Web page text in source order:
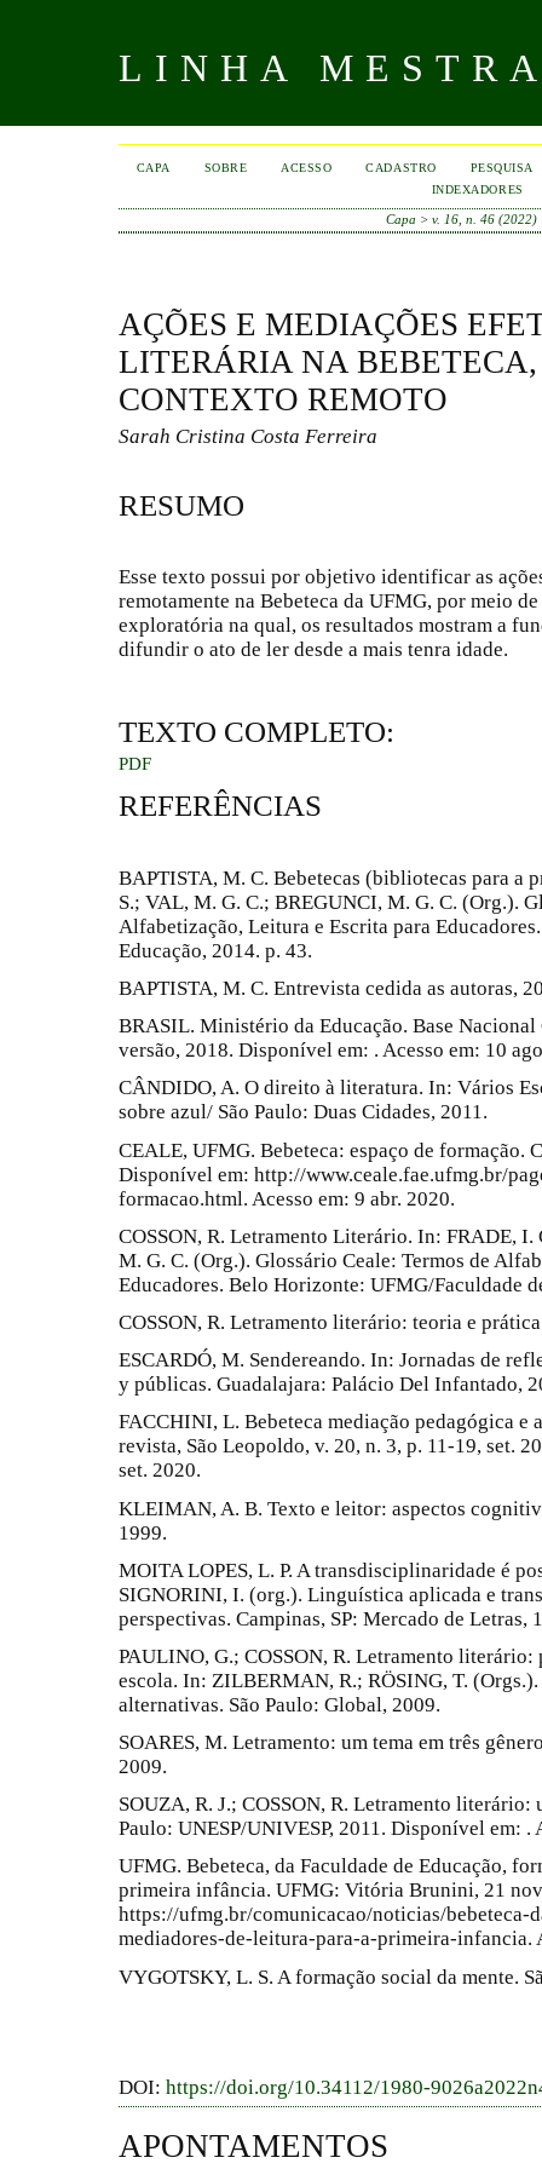
LINHA
CAPA SOBRE ACESSO CADASTRO
PESQUISA
INDEXADORES
Capa > v. 16, n. 46 (2022)
AÇÕES E MEDIAÇÕES
LITERÁRIA NA
CONTEXTO REMOTO
Sarah Cristina Costa Ferreira
RESUMO
Esse texto possui por objetivo identificar as
remotamente na Bebeteca da UFMG, por meio
exploratória na qual, os resultados mostram a
difundir o ato de ler desde a mais tenra idade.
TEXTO COMPLETO:
PDF
REFERÊNCIAS
BAPTISTA, M. C. Bebetecas (bibliotecas para a
S.; VAL, M. G. C.; BREGUNCI, M. G. C. (Org.).
Alfabetização, Leitura e Escrita para
Educação, 2014. p. 43.
BAPTISTA, M. C. Entrevista cedida as autoras,
BRASIL. Ministério da Educação. Base
versão, 2018. Disponível em: . Acesso em: 10
CÂNDIDO, A. O direito à literatura. In: Vários
sobre azul/ São Paulo: Duas Cidades, 2011.
CEALE, UFMG. Bebeteca: espaço de formação.
Disponível em: http://www.ceale.fae.ufmg.br/
formacao.html. Acesso em: 9 abr. 2020.
COSSON, R. Letramento Literário. In: FRADE,
M. G. C. (Org.). Glossário Ceale: Termos de
Educadores. Belo Horizonte: UFMG/Faculdade
COSSON, R. Letramento literário: teoria e
ESCARDÓ, M. Sendereando. In: Jornadas de
y públicas. Guadalajara: Palácio Del Infantado,
FACCHINI, L. Bebeteca mediação pedagógica e
revista, São Leopoldo, v. 20, n. 3, p. 11-19, set.
set. 2020.
KLEIMAN, A. B. Texto e leitor: aspectos
1999.
MOITA LOPES, L. P. A transdisciplinaridade é
SIGNORINI, I. (org.). Linguística aplicada e
perspectivas. Campinas, SP: Mercado de Letras,
PAULINO, G.; COSSON, R. Letramento
escola. In: ZILBERMAN, R.; RÖSING, T.
alternativas. São Paulo: Global, 2009.
SOARES, M. Letramento: um tema em três
2009.
SOUZA, R. J.; COSSON, R. Letramento literário:
Paulo: UNESP/UNIVESP, 2011. Disponível em: .
UFMG. Bebeteca, da Faculdade de Educação,
primeira infância. UFMG: Vitória Brunini, 21
https://ufmg.br/comunicacao/noticias/bebeteca-
mediadores-de-leitura-para-a-primeira-infancia.
VYGOTSKY, L. S. A formação social da mente.
DOI: https://doi.org/10.34112/1980-
APONTAMENTOS